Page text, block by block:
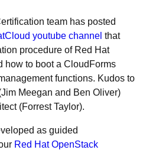
team has posted
youtube channel that
procedure of Red Hat
how to boot a CloudForms
functions. Kudos to
Meegan and Ben Oliver)
(Forrest Taylor).
as guided
Red Hat OpenStack